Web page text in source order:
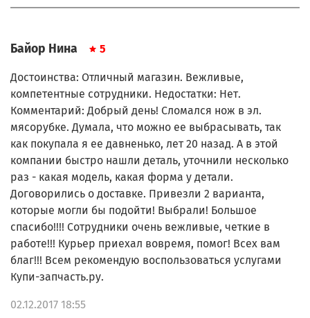
Байор Нина 5
Достоинства: Отличный магазин. Вежливые,
компетентные сотрудники. Недостатки: Нет.
Комментарий: Добрый день! Сломался нож в эл.
мясорубке. Думала, что можно ее выбрасывать, так
как покупала я ее давненько, лет 20 назад. А в этой
компании быстро нашли деталь, уточнили несколько
раз - какая модель, какая форма у детали.
Договорились о доставке. Привезли 2 варианта,
которые могли бы подойти! Выбрали! Большое
спасибо!!!! Сотрудники очень вежливые, четкие в
работе!!! Курьер приехал вовремя, помог! Всех вам
благ!!! Всем рекомендую воспользоваться услугами
Купи-запчасть.ру.
02.12.2017 18:55